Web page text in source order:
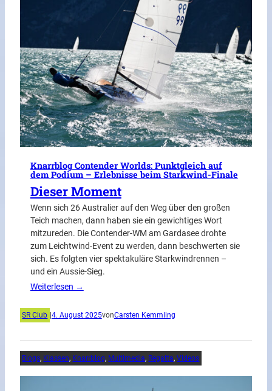
Knarrblog Contender Worlds: Punktgleich auf
dem Podium – Erlebnisse beim Starkwind-Finale
Dieser Moment
Wenn sich 26 Australier auf den Weg über den großen
Teich machen, dann haben sie ein gewichtiges Wort
mitzureden. Die Contender-WM am Gardasee drohte
zum Leichtwind-Event zu werden, dann beschwerten sie
sich. Es folgten vier spektakuläre Starkwindrennen –
und ein Aussie-Sieg.
Weiterlesen →
SR Club |4. August 2025vonCarsten Kemmling
Blogs, Klassen, Knarrblog, Multimedia, Regatta, Videos